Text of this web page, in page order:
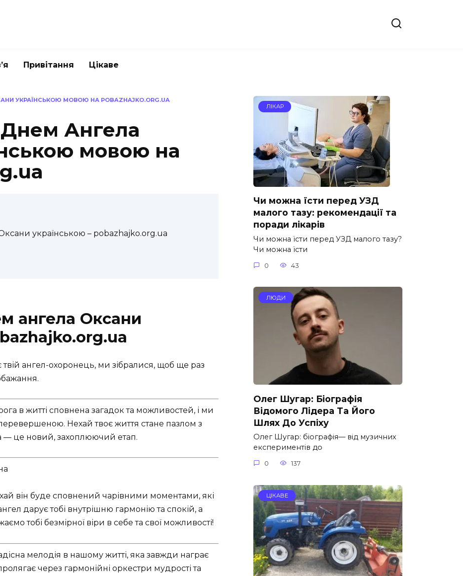
Привітання Цікаве
УКРАЇНСЬКОЮ МОВОЮ НА POBAZHAJKO.ORG.UA
Ангела
мовою на
українською – pobazhajko.org.ua
ангела Оксани
твій ангел-охоронець, ми зібралися, щоб ще раз
в житті сповнена загадок та можливостей, і ми
Нехай твоє життя стане пазлом з
— це новий, захоплюючий етап.
він буде сповнений чарівними моментами, які
дарує тобі внутрішню гармонію та спокій, а
тобі безмірної віри в себе та свої можливості!
мелодія в нашому житті, яка завжди награє
через гармонійні оркестри мудрості та
ЛІКАР
Чи можна їсти перед УЗД
малого тазу: рекомендації та
поради лікарів
Чи можна їсти перед УЗД малого тазу?
Чи можна їсти
0 43
ЛЮДИ
Олег Шугар: Біографія
Відомого Лідера Та Його
Шлях До Успіху
Олег Шугар: біографія— від музичних
експериментів до
0 137
ЦІКАВЕ